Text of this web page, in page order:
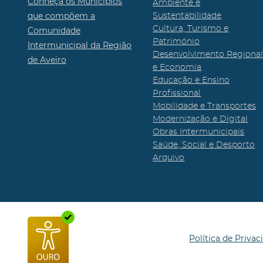
que compõem a
Comunidade
Intermunicipal da Região
de Aveiro
Ambiente e
Sustentabilidade
Cultura, Turismo e
Património
Desenvolvimento Regional
e Economia
Educação e Ensino
Profissional
Mobilidade e Transportes
Modernização e Digital
Obras Intermunicipais
Saúde, Social e Desporto
Arquivo
Política de